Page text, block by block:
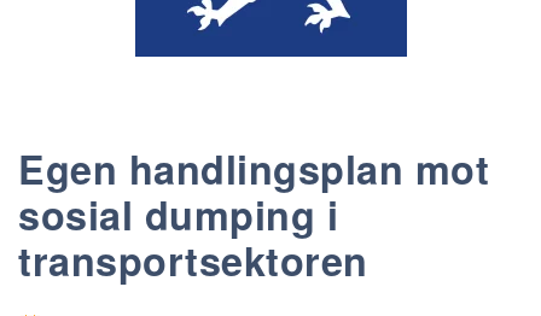
Egen handlingsplan mot
sosial dumping i
transportsektoren